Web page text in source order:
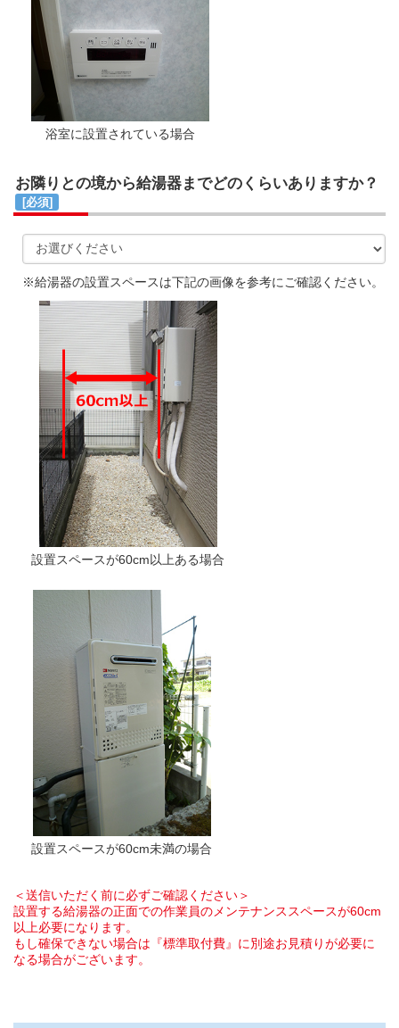
浴室に設置されている場合
お隣りとの境から給湯器までどのくらいありますか？
[必須]
※給湯器の設置スペースは下記の画像を参考にご確認ください。
設置スペースが60cm以上ある場合
設置スペースが60cm未満の場合
＜送信いただく前に必ずご確認ください＞
設置する給湯器の正面での作業員のメンテナンススペースが60cm
以上必要になります。
もし確保できない場合は『標準取付費』に別途お見積りが必要に
なる場合がございます。